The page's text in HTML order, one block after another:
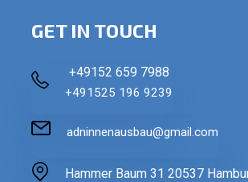
GET IN TOUCH
+49152 659 7988
+491525 196 9239
adninnenausbau@gmail.com
Hammer Baum 31 20537